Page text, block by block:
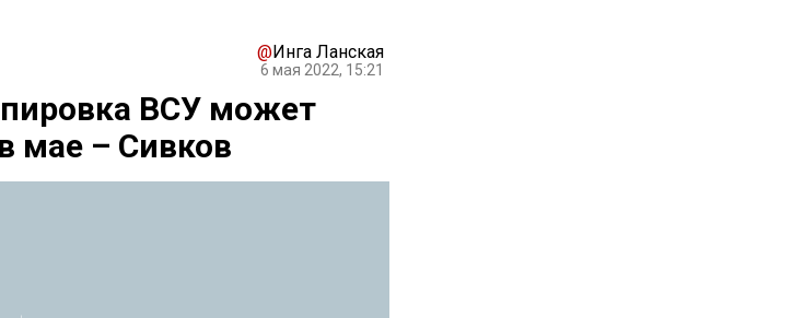
@Инга Ланская
6 мая 2022, 15:21
ВСУ может
мае – Сивков